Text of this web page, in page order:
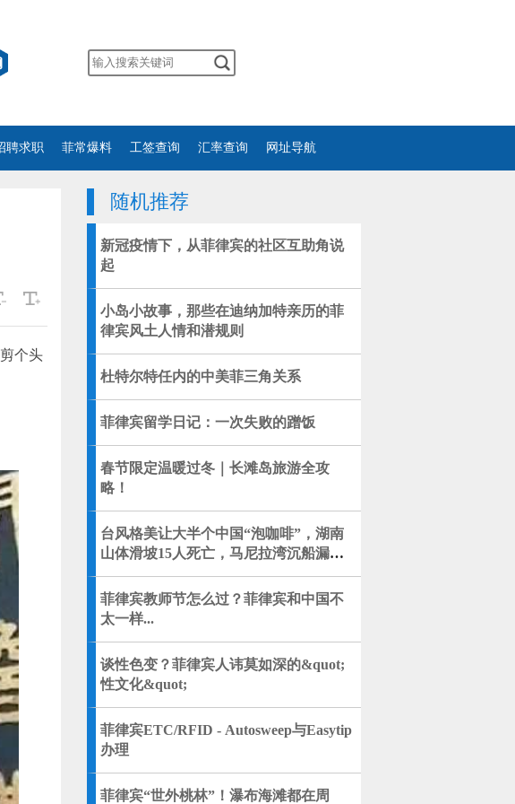
聘求职 菲常爆料 工签查询 汇率查询 网址导航
个头
随机推荐
新冠疫情下，从菲律宾的社区互助角说
起
小岛小故事，那些在迪纳加特亲历的菲
律宾风土人情和潜规则
杜特尔特任内的中美菲三角关系
菲律宾留学日记：一次失败的蹭饭
春节限定温暖过冬｜长滩岛旅游全攻
略！
台风格美让大半个中国“泡咖啡”，湖南
山体滑坡15人死亡，马尼拉湾沉船漏油
受控附近另有油轮倾覆，朝鲜和...
菲律宾教师节怎么过？菲律宾和中国不
太一样...
谈性色变？菲律宾人讳莫如深的&quot;
性文化&quot;
菲律宾ETC/RFID - Autosweep与Easytip
办理
菲律宾“世外桃林”！瀑布海滩都在周